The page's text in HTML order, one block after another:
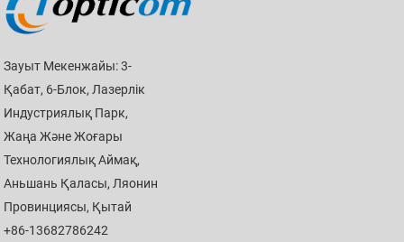
Зауыт Мекенжайы: 3-
Қабат, 6-Блок, Лазерлік
Индустриялық Парк,
Жаңа Және Жоғары
Технологиялық Аймақ,
Аньшань Қаласы, Ляонин
Провинциясы, Қытай
+86-13682786242